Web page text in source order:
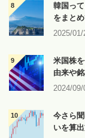
韓国っ
をまと
2025/01/
米国株
由来や
2024/09/
今さら
いを算